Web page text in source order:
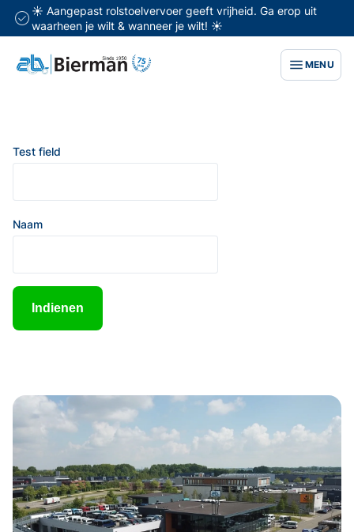
☀️ Aangepast rolstoelvervoer geeft vrijheid. Ga erop uit
waarheen je wilt & wanneer je wilt! ☀️
MENU
Test field
Naam
Indienen